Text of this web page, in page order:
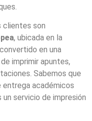
clientes son
, ubicada en la
en una
imprimir apuntes,
Sabemos que
académicos
servicio de impresión